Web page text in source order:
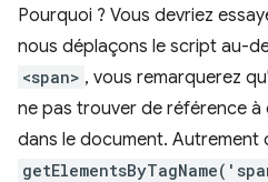
Pourquoi ? Vous devriez
nous déplaçons le script au-
<span> , vous remarquerez
ne pas trouver de référence à
dans le document. Autrement